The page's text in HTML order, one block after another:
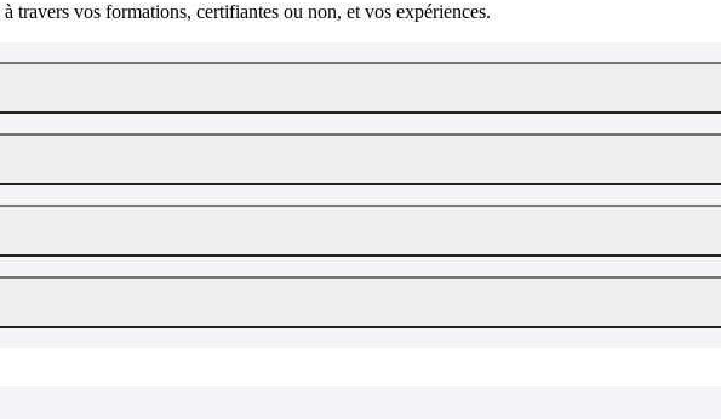
travers vos formations, certifiantes ou non, et vos expériences.